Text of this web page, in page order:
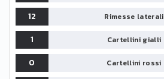
12
Rimesse laterali
1
Cartellini gialli
0
Cartellini rossi